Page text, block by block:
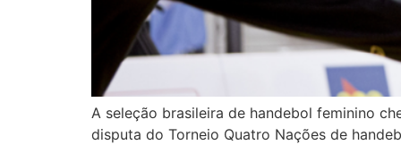
A seleção brasileira de handebol feminino
disputa do Torneio Quatro Nações de